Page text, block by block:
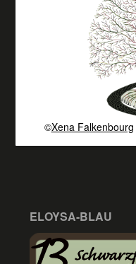
©Xena Falkenbourg
ELOYSA-BLAU